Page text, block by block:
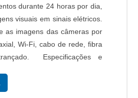
durante 24 horas por dia,
visuais em sinais elétricos.
as imagens das câmeras por
Wi-Fi, cabo de rede, fibra
Especificações e
com a instalação da...